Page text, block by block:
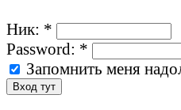
Ник: *
Password: *
Запомнить меня